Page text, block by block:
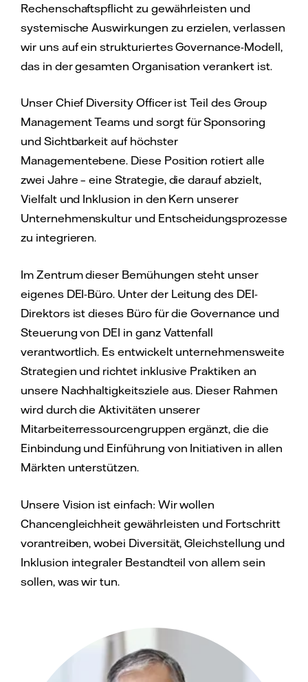
Rechenschaftspflicht zu gewährleisten und
systemische Auswirkungen zu erzielen, verlassen
wir uns auf ein strukturiertes Governance-Modell,
das in der gesamten Organisation verankert ist.
Unser Chief Diversity Officer ist Teil des Group
Management Teams und sorgt für Sponsoring
und Sichtbarkeit auf höchster
Managementebene. Diese Position rotiert alle
zwei Jahre – eine Strategie, die darauf abzielt,
Vielfalt und Inklusion in den Kern unserer
Unternehmenskultur und Entscheidungsprozesse
zu integrieren.
Im Zentrum dieser Bemühungen steht unser
eigenes DEI-Büro. Unter der Leitung des DEI-
Direktors ist dieses Büro für die Governance und
Steuerung von DEI in ganz Vattenfall
verantwortlich. Es entwickelt unternehmensweite
Strategien und richtet inklusive Praktiken an
unsere Nachhaltigkeitsziele aus. Dieser Rahmen
wird durch die Aktivitäten unserer
Mitarbeiterressourcengruppen ergänzt, die die
Einbindung und Einführung von Initiativen in allen
Märkten unterstützen.
Unsere Vision ist einfach: Wir wollen
Chancengleichheit gewährleisten und Fortschritt
vorantreiben, wobei Diversität, Gleichstellung und
Inklusion integraler Bestandteil von allem sein
sollen, was wir tun.